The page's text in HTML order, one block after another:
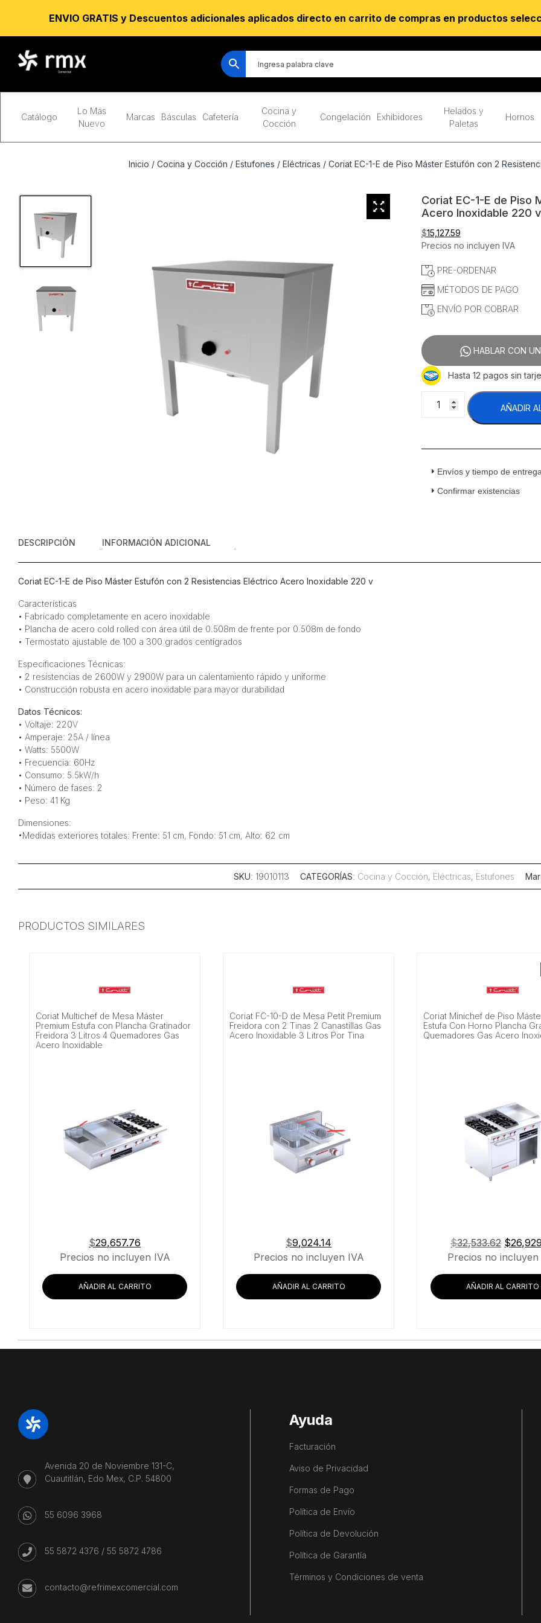
Catálogo
Lo Más
Nuevo
Marcas Básculas Cafetería
Cocina y
Cocción
Congelación Exhibidores
Helados y
Paletas
Hornos
Inicio / Cocina y Cocción / Estufones / Eléctricas / Coriat EC-1-E de Piso Máster Estufón con 2
Coriat EC-1-E de Piso
Acero Inoxidable 220 v
$15,127.59
Precios no incluyen IVA
PRE-ORDENAR
MÉTODOS DE PAGO
ENVÍO POR COBRAR
HABLAR CON
Hasta 12 pagos sin
de
Máster
Estufón
Inoxidable
AÑADIR
Envíos y tiempo de
Confirmar existencias
DESCRIPCIÓN INFORMACIÓN ADICIONAL
Coriat EC-1-E de Piso Máster Estufón con 2 Resistencias Eléctrico Acero Inoxidable 220 v
Características
• Fabricado completamente en acero inoxidable
• Plancha de acero cold rolled con área útil de 0.508m de frente por 0.508m de fondo
• Termostato ajustable de 100 a 300 grados centígrados
Especificaciones Técnicas:
• 2 resistencias de 2600W y 2900W para un calentamiento rápido y uniforme
• Construcción robusta en acero inoxidable para mayor durabilidad
Datos Técnicos:
• Voltaje: 220V
• Amperaje: 25A / línea
• Watts: 5500W
• Frecuencia: 60Hz
• Consumo: 5.5kW/h
• Número de fases: 2
• Peso: 41 Kg
Dimensiones:
•Medidas exteriores totales: Frente: 51 cm, Fondo: 51 cm, Alto: 62 cm
SKU: 19010113 CATEGORÍAS: Cocina y Cocción, Eléctricas, Estufones
PRODUCTOS SIMILARES
Coriat Multichef de Mesa Máster
Premium Estufa con Plancha Gratinador
Freidora 3 Litros 4 Quemadores Gas
Acero Inoxidable
$29,657.76
Precios no incluyen IVA
AÑADIR AL CARRITO
Coriat FC-10-D de Mesa Petit Premium
Freidora con 2 Tinas 2 Canastillas Gas
Acero Inoxidable 3 Litros Por Tina
$9,024.14
Precios no incluyen IVA
AÑADIR AL CARRITO
Coriat Minichef de Piso
Estufa Con Horno Plancha
Quemadores Gas Acero
$32,533.62 El
precio
original
era:
$
Precios no incluyen
AÑADIR AL CARRITO
Avenida 20 de Noviembre 131-C,
Cuautitlán, Edo Mex, C.P. 54800
55 6096 3968
55 5872 4376 / 55 5872 4786
contacto@refrimexcomercial.com
Ayuda
Facturación
Aviso de Privacidad
Formas de Pago
Política de Envío
Política de Devolución
Política de Garantía
Términos y Condiciones de venta
ENVIO GRATIS y Descuentos adicionales aplicados directo en carrito de compras en productos